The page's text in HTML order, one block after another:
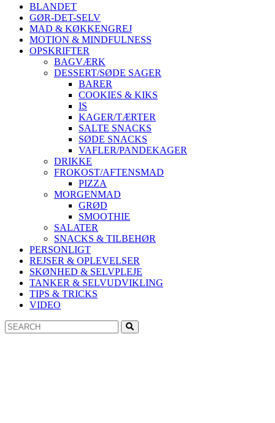
BLANDET
GØR-DET-SELV
MAD & KØKKENGREJ
MOTION & MINDFULNESS
OPSKRIFTER
BAGVÆRK
DESSERT/SØDE SAGER
BARER
COOKIES & KIKS
IS
KAGER/TÆRTER
SALTE SNACKS
SØDE SNACKS
VAFLER/PANDEKAGER
DRIKKE
FROKOST/AFTENSMAD
PIZZA
MORGENMAD
GRØD
SMOOTHIE
SALATER
SNACKS & TILBEHØR
PERSONLIGT
REJSER & OPLEVELSER
SKØNHED & SELVPLEJE
TANKER & SELVUDVIKLING
TIPS & TRICKS
VIDEO
Search
for: